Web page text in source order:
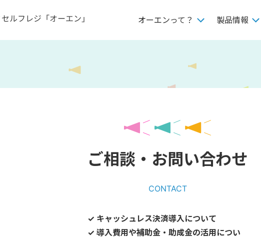
オーエンって？ 製品情報
ご相談・お問い合わせ
CONTACT
✓ キャッシュレス決済導入について
✓ 導入費用や補助金・助成金の活用につい